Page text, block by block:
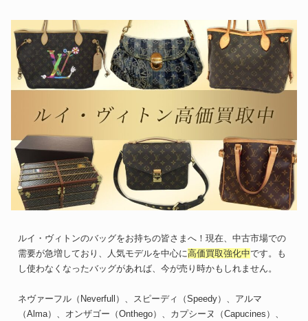
ルイ・ヴィトンのバッグをお持ちの皆さまへ！現在、中古市場での
需要が急増しており、人気モデルを中心に高価買取強化中です。も
し使わなくなったバッグがあれば、今が売り時かもしれません。
ネヴァーフル（Neverfull）、スピーディ（Speedy）、アルマ
（Alma）、オンザゴー（Onthego）、カプシーヌ（Capucines）、